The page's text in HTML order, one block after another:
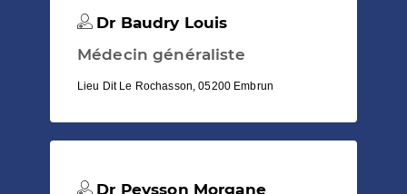
Dr Baudry Louis
Médecin généraliste
Lieu Dit Le Rochasson, 05200 Embrun
Dr Peysson Morgane